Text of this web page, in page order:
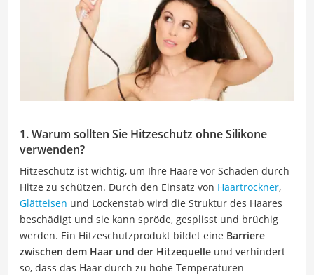
1. Warum sollten Sie Hitzeschutz ohne Silikone
verwenden?
Hitzeschutz ist wichtig, um Ihre Haare vor Schäden durch
Hitze zu schützen. Durch den Einsatz von Haartrockner,
Glätteisen und Lockenstab wird die Struktur des Haares
beschädigt und sie kann spröde, gesplisst und brüchig
werden. Ein Hitzeschutzprodukt bildet eine Barriere
zwischen dem Haar und der Hitzequelle und verhindert
so, dass das Haar durch zu hohe Temperaturen